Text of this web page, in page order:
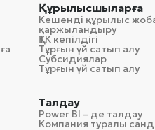
Құрылысшыларға
Кешенді құрылыс
қаржыландыру
ҚТК кепілдігі
Тұрғын үй сатып алу
Субсидиялар
Тұрғын үй сатып алу
Талдау
Power BI – де талдау
Компания туралы